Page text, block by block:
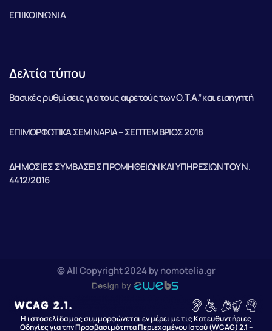
ΕΠΙΚΟΙΝΩΝΙΑ
Δελτία τύπου
Βασικές ρυθμίσεις για τους αιρετούς των Ο.Τ.Α.” και εισηγητή
ΕΠΙΜΟΡΦΩΤΙΚΑ ΣΕΜΙΝΑΡΙΑ – ΣΕΠΤΕΜΒΡΙΟΣ 2018
ΔΗΜΟΣΙΕΣ ΣΥΜΒΑΣΕΙΣ ΠΡΟΜΗΘΕΙΩΝ ΚΑΙ ΥΠΗΡΕΣΙΩΝ ΤΟΥ Ν.
4412/2016
© All Copyright 2024 by nomotelia.gr
Η ιστοσελίδα μας συμμορφώνεται εν μέρει με τις Κατευθυντήριες
Οδηγίες για την Προσβασιμότητα Περιεχομένου Ιστού (WCAG) 2.1 –